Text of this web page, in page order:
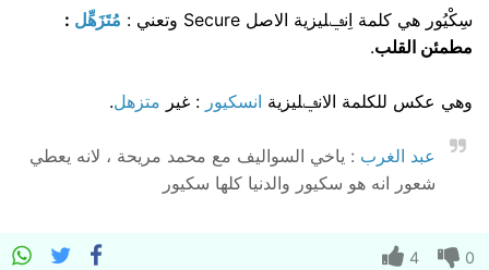
سِكْيُور هي كلمة اِنݠليزية الاصل Secure وتعني : مُتَزَهِّل :
مطمئن القلب.
وهي عكس للكلمة الانݠليزية انسكيور : غير متزهل.
عبد الغرب : ياخي السواليف مع محمد مريحة ، لانه يعطي
شعور انه هو سكيور والدنيا كلها سكيور
0
4